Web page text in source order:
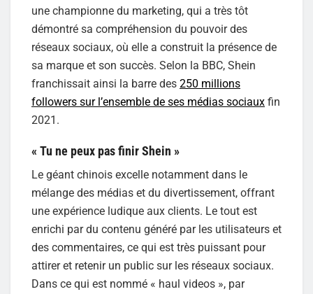
une championne du marketing, qui a très tôt
démontré sa compréhension du pouvoir des
réseaux sociaux, où elle a construit la présence de
sa marque et son succès. Selon la BBC, Shein
franchissait ainsi la barre des 250 millions
followers sur l’ensemble de ses médias sociaux fin
2021.
« Tu ne peux pas finir Shein »
Le géant chinois excelle notamment dans le
mélange des médias et du divertissement, offrant
une expérience ludique aux clients. Le tout est
enrichi par du contenu généré par les utilisateurs et
des commentaires, ce qui est très puissant pour
attirer et retenir un public sur les réseaux sociaux.
Dans ce qui est nommé « haul videos », par